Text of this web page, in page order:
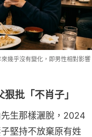
幾乎沒有變化，即男性相對影響
批「不肖子」
生那樣灑脫，2024
堅持不放棄原有姓